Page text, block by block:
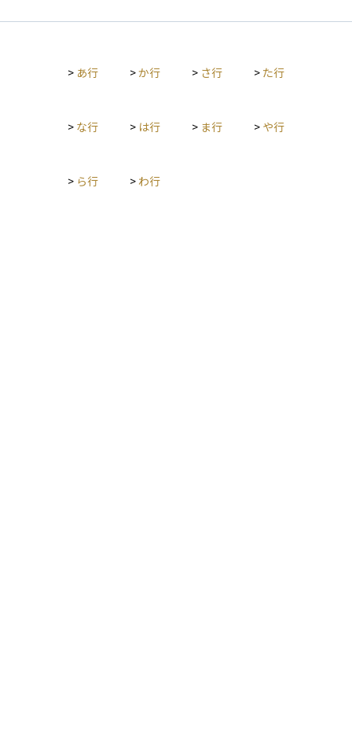
> あ行 >か行 > さ行 > た行
> な行 > は行 > ま行 > や行
> ら行 > わ行